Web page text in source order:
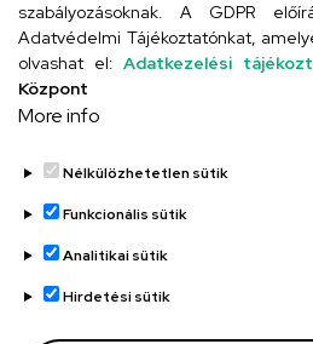
Cím
út 2
Épület, emelet, szobaszám
Oldalszámozás
szabályozásoknak. A GDPR
Adatvédelmi Tájékoztatónkat,
olvashat el: Adatkezelési
Központ
More info
Nélkülözhetetlen sütik
Funkcionális sütik
Analitikai sütik
Hirdetési sütik